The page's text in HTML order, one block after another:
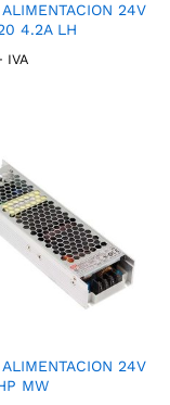
24V
4.2A LH
IVA
24V
MW